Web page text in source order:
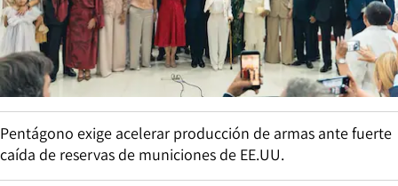
Pentágono exige acelerar producción de armas ante fuerte
caída de reservas de municiones de EE.UU.